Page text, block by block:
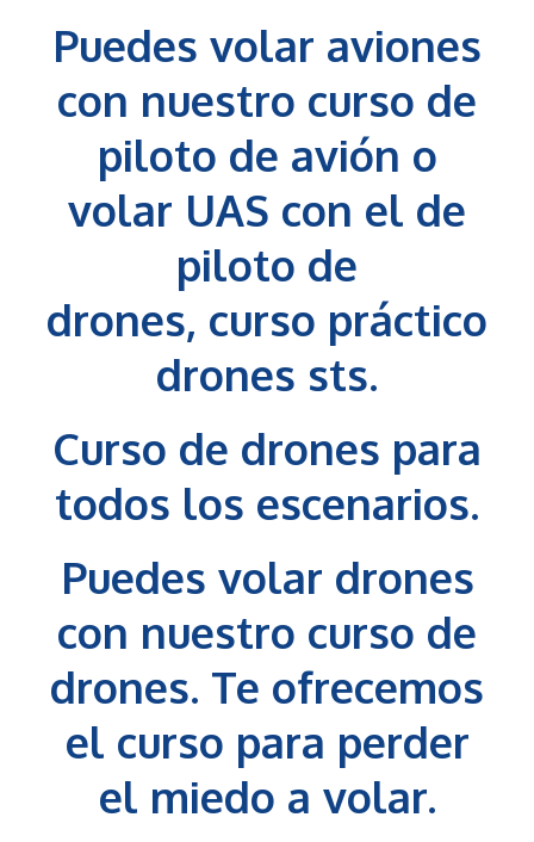
Puedes volar aviones
con nuestro curso de
piloto de avión o
volar UAS con el de
piloto de
drones, curso práctico
drones sts.
Curso de drones para
todos los escenarios.
Puedes volar drones
con nuestro curso de
drones. Te ofrecemos
el curso para perder
el miedo a volar.